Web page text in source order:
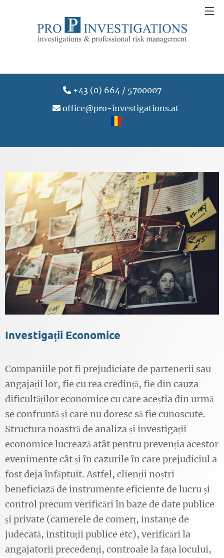
+43 (0) 664 / 5700007
office@pro-investigations.at
Investigații Economice
Companiile pot fi prejudiciate de partenerii sau
angajații lor, fie cu rea credință, fie din cauza
dificultăților economice cu care aceștia din urmă
se confruntă și care nu doresc să fie cunoscute.
Structura noastră de analiza și investigații
economice lucrează atât pentru prevenția acestor
evenimente cât și în cazurile în care prejudiciul a
fost deja înfăptuit. Astfel, clienții noștri
beneficiază de instrumente eficiente de lucru și
control precum verificări în baze de date publice
și private (camerele de comerț, instanțe de
judecată, instituții publice etc), verificări la
angajatorii precedenți, controale la fața locului,